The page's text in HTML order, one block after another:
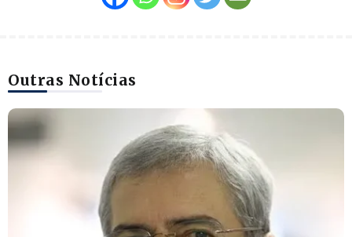
Outras Notícias